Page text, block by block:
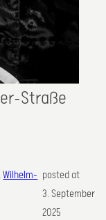
Straße
, Wilhelm- posted at
3. September
2025